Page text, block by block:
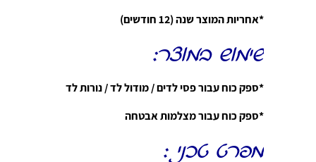
*אחריות המוצר שנה (12 חודשים)
שימוש במוצר:
*ספק כוח עבור פסי לדים / מודול לד / נורות לד
*ספק כוח עבור מצלמות אבטחה
מפרט טכני :